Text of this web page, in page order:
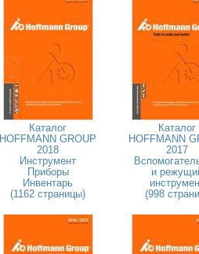
Каталог
HOFFMANN GROUP
2018
Инструмент
Приборы
Инвентарь
(1162 страницы)
Каталог
HOFFMANN
2017
и
(998